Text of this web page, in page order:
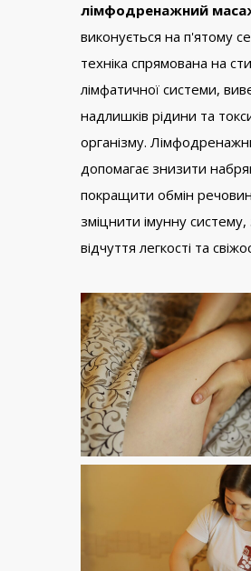
лімфодренажний
виконується на п'ятому
техніка спрямована на
лімфатичної системи,
надлишків рідини та
організму.
допомагає знизити
покращити обмін
зміцнити імунну
відчуття легкості та